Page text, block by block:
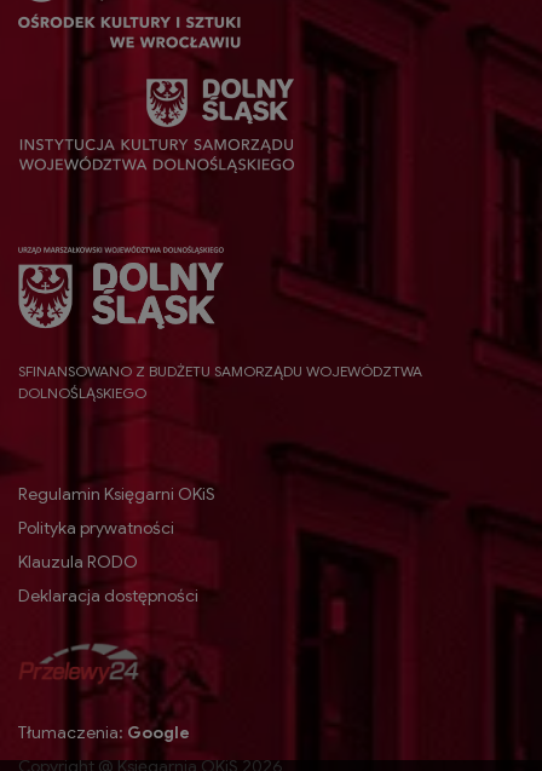
SFINANSOWANO Z BUDŻETU SAMORZĄDU WOJEWÓDZTWA
DOLNOŚLĄSKIEGO
Regulamin Księgarni OKiS
Polityka prywatności
Klauzula RODO
Deklaracja dostępności
Tłumaczenia: Google
Copyright @ Księgarnia OKiS 2026